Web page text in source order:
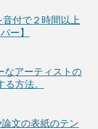
音付で２時間以上
ー】
なアーティストの
方法。
論文の表紙のテン